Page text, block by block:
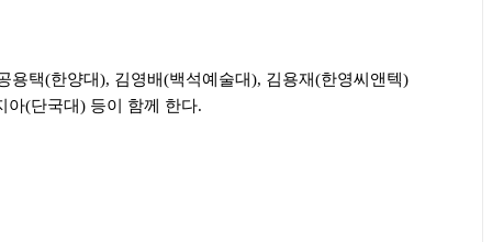
용택(한양대), 김영배(백석예술대), 김용재(한영씨앤텍)
아(단국대) 등이 함께 한다.